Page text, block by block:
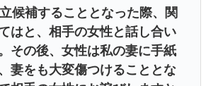
候補することとなった際、関
はと、相手の女性と話し合い
その後、女性は私の妻に手紙
妻をも大変傷つけることとな